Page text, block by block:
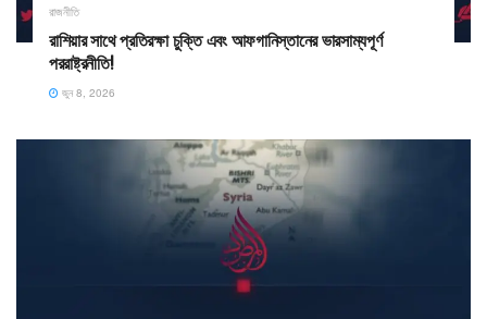
রাজনীতি
রাশিয়ার সাথে প্রতিরক্ষা চুক্তি এবং আফগানিস্তানের ভারসাম্যপূর্ণ
পররাষ্ট্রনীতি! ​
জুন 8, 2026